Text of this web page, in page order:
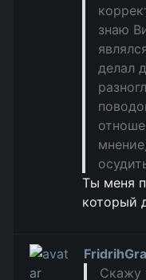
знаю
делал
Ты меня
который
Скажу